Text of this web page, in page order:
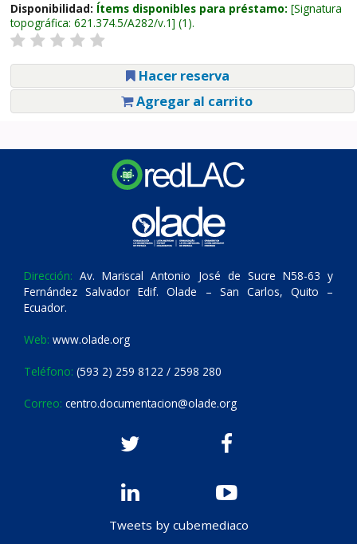
Disponibilidad: Ítems disponibles para préstamo: Signatura
topográfica: 621.374.5/A282/v.1 (1).
Hacer reserva
Agregar al carrito
Dirección: Av. Mariscal Antonio José de Sucre N58-63 y
Fernández Salvador Edif. Olade – San Carlos, Quito –
Ecuador.
Web: www.olade.org
Teléfono: (593 2) 259 8122 / 2598 280
Correo: centro.documentacion@olade.org
Tweets by cubemediaco